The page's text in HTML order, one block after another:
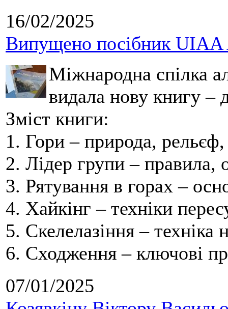
16/02/2025
Випущено посібник
Міжнародна спілка
видала нову книгу –
Зміст книги:
1. Гори – природа,
2. Лідер групи – правила,
3. Рятування в горах –
4. Хайкінг – техніки
5. Скелелазіння –
6. Сходження – ключові
07/01/2025